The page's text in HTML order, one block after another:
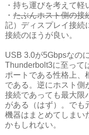
・持ち運びを考えて軽
・ たぶんホスト側の接
記）ディスプレイ接続
接続のほうが良い。
USB 3.0が5Gbpsなの
Thunderbolt3に至って
ポートである性格上、
である。逆にホスト側
接続であっても最大限
がある（はず）。でも
機器はまとめてしまい
かもしれない。